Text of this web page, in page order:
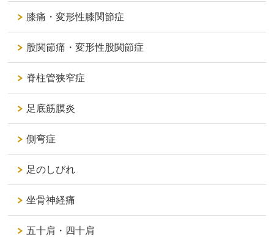
膝痛・変形性膝関節症
股関節痛・変形性股関節症
脊柱管狭窄症
足底筋膜炎
側弯症
足のしびれ
坐骨神経痛
五十肩・四十肩